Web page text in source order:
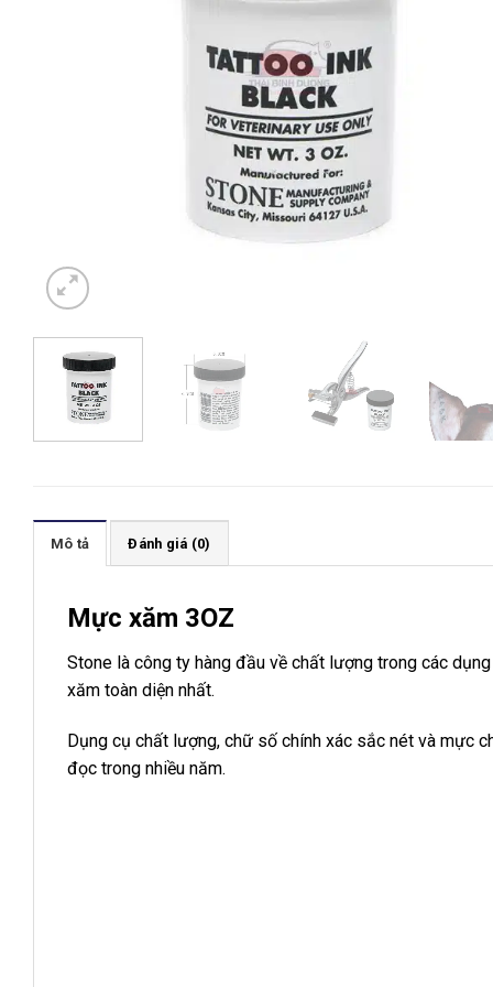
Mô tả Đánh giá (0)
Mực xăm 3OZ
Stone là công ty hàng đầu về chất lượng trong các
xăm toàn diện nhất.
Dụng cụ chất lượng, chữ số chính xác sắc nét và mực
đọc trong nhiều năm.